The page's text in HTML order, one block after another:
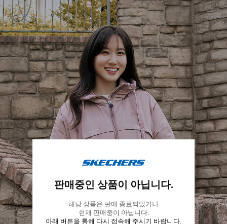
스
쳐
코
리
판매중인 상품이 아닙니다.
해당 상품은 판매 종료되었거나
현재 판매중이 아닙니다.
아래 버튼을 통해 다시 접속해 주시기 바랍니다.